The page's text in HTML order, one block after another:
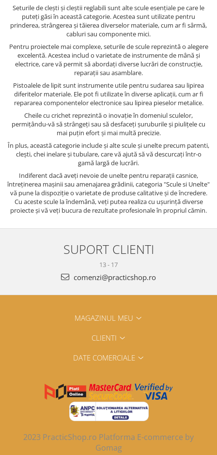
Seturile de clești și cleștii reglabili sunt alte scule esențiale pe care le
puteți găsi în această categorie. Acestea sunt utilizate pentru
prinderea, strângerea și tăierea diverselor materiale, cum ar fi sârmă,
cabluri sau componente mici.
Pentru proiectele mai complexe, seturile de scule reprezintă o alegere
excelentă. Acestea includ o varietate de instrumente de mână și
electrice, care vă permit să abordați diverse lucrări de construcție,
reparații sau asamblare.
Pistoalele de lipit sunt instrumente utile pentru sudarea sau lipirea
diferitelor materiale. Ele pot fi utilizate în diverse aplicații, cum ar fi
repararea componentelor electronice sau lipirea pieselor metalice.
Cheile cu crichet reprezintă o inovație în domeniul sculelor,
permițându-vă să strângeți sau să desfaceți șuruburile și piulițele cu
mai puțin efort și mai multă precizie.
În plus, această categorie include și alte scule și unelte precum patenti,
clești, chei inelare și tubulare, care vă ajută să vă descurcați într-o
gamă largă de lucrări.
Indiferent dacă aveți nevoie de unelte pentru reparații casnice,
întreținerea mașinii sau amenajarea grădinii, categoria "Scule si Unelte"
vă pune la dispoziție o varietate de produse calitative și de încredere.
Cu aceste scule la îndemână, veți putea realiza cu ușurință diverse
proiecte și vă veți bucura de rezultate profesionale în propriul cămin.
SUPORT CLIENTI
13 - 17
comenzi@practicshop.ro
MAGAZINUL MEU
CLIENTI
DATE COMERCIALE
2023 PracticShop.ro Platforma E-commerce by
Gomag